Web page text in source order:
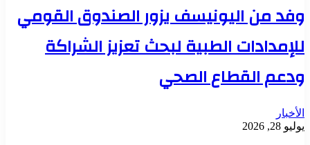
وفد من اليونيسف يزور الصندوق القومي
للإمدادات الطبية لبحث تعزيز الشراكة
ودعم القطاع الصحي
الأخبار
يوليو 28, 2026